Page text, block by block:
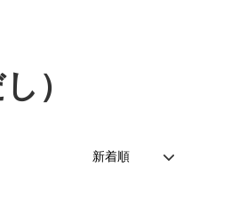
）